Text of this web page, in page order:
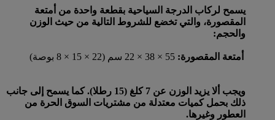
يسمح لركاب الدرجة السياحية بقطعة واحدة من أمتعة
المقصورة، والتي تخضع للشروط التالية من حيث الوزن
والحجم:
أمتعة المقصورة: 55 × 38 × 22 سم (22 × 15 × 8 بوصة)
ويجب ألا يزيد الوزن عن 7 كلغ (15 رطلا). كما يسمح إلى جانب
ذلك بحمل كميات معتدلة من مشتريات السوق الحرة من
العطور وغيرها.